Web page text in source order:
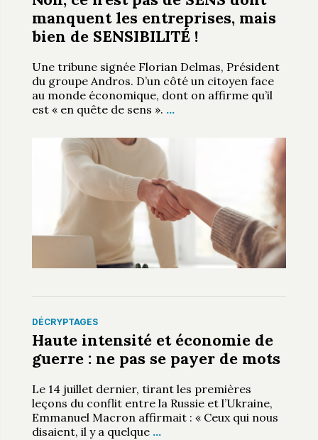
manquent les entreprises, mais
bien de SENSIBILITÉ !
Une tribune signée Florian Delmas, Président
du groupe Andros. D’un côté un citoyen face
au monde économique, dont on affirme qu’il
est « en quête de sens ». …
DÉCRYPTAGES
Haute intensité et économie de
guerre : ne pas se payer de mots
Le 14 juillet dernier, tirant les premières
leçons du conflit entre la Russie et l’Ukraine,
Emmanuel Macron affirmait : « Ceux qui nous
disaient, il y a quelque …